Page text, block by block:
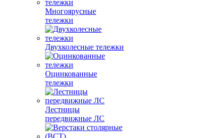
Многоярусные
тележки
Двухколесные тележки
Оцинкованные
тележки
Лестницы
передвижные ЛС